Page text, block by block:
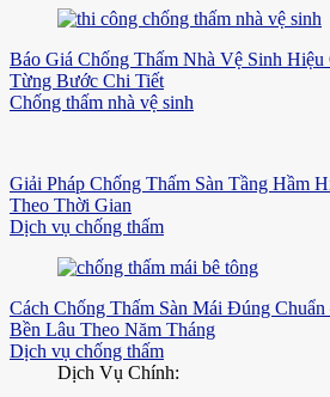
Báo Giá Chống Thấm Nhà Vệ Sinh
Từng Bước Chi Tiết
Chống thấm nhà vệ sinh
Giải Pháp Chống Thấm Sàn Tầng Hầm
Theo Thời Gian
Dịch vụ chống thấm
Cách Chống Thấm Sàn Mái Đúng
Bền Lâu Theo Năm Tháng
Dịch vụ chống thấm
Dịch Vụ Chính: